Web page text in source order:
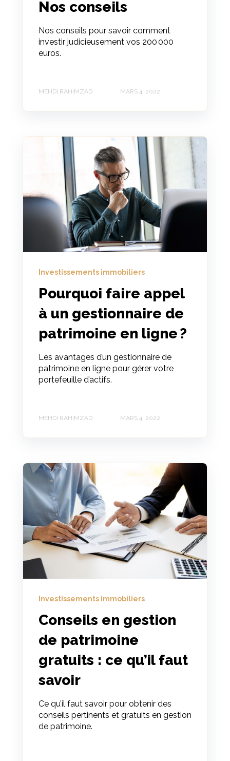
Nos conseils
Nos conseils pour savoir comment
investir judicieusement vos 200 000
euros.
MEHDI RAHIMZAD MARS 4, 2022
Investissements immobiliers
Pourquoi faire appel
à un gestionnaire de
patrimoine en ligne ?
Les avantages d’un gestionnaire de
patrimoine en ligne pour gérer votre
portefeuille d’actifs.
MEHDI RAHIMZAD MARS 4, 2022
Investissements immobiliers
Conseils en gestion
de patrimoine
gratuits : ce qu’il faut
savoir
Ce qu’il faut savoir pour obtenir des
conseils pertinents et gratuits en gestion
de patrimoine.